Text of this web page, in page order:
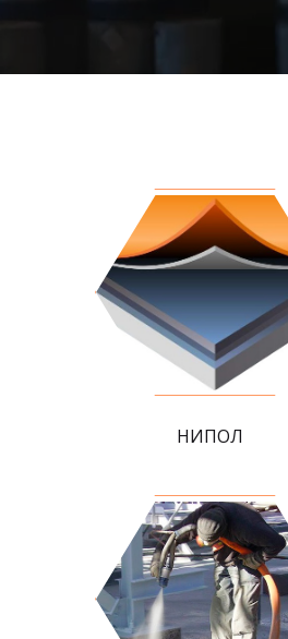
НИПОЛ